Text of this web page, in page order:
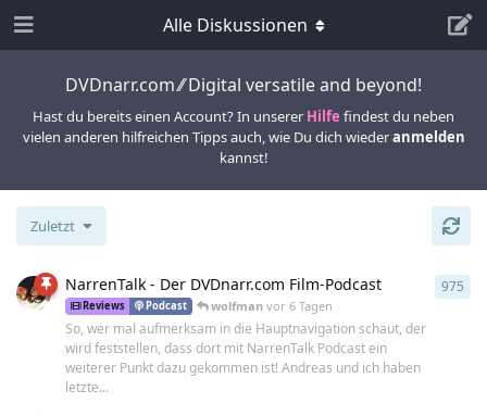
DVDnarr.com ⁄⁄ Digital versatile and beyond!
Hast du bereits einen Account? In unserer Hilfe findest du neben
vielen anderen hilfreichen Tipps auch, wie Du dich wiederanmelden
kannst!
Alle Diskussionen
Zuletzt
NarrenTalk - Der DVDnarr.com Film-Podcast
Reviews Podcast wolfman vor 6 Tagen
So, wer mal aufmerksam in die Hauptnavigation schaut, der
wird feststellen, dass dort mit NarrenTalk Podcast ein
weiterer Punkt dazu gekommen ist! Andreas und ich haben
letzte...
975